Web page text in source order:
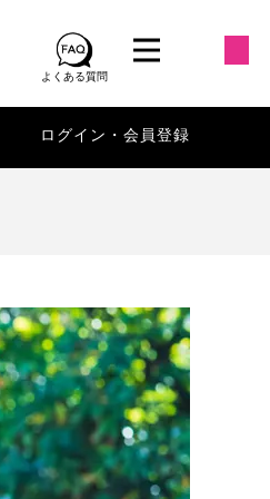
よくある質問
ログイン・会員登録